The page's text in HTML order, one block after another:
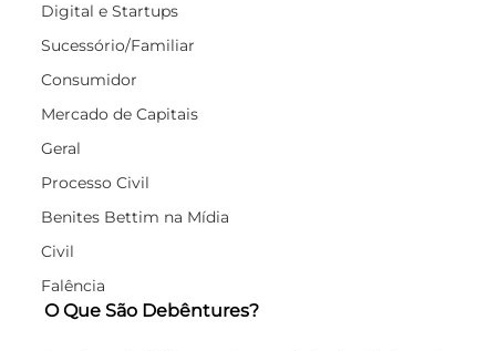
Digital e Startups
Sucessório/Familiar
Consumidor
Mercado de Capitais
Geral
Processo Civil
Benites Bettim na Mídia
Civil
Falência
O Que São Debêntures?